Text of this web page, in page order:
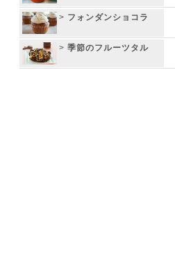
> フォンダンショコラ
> 季節のフルーツタル